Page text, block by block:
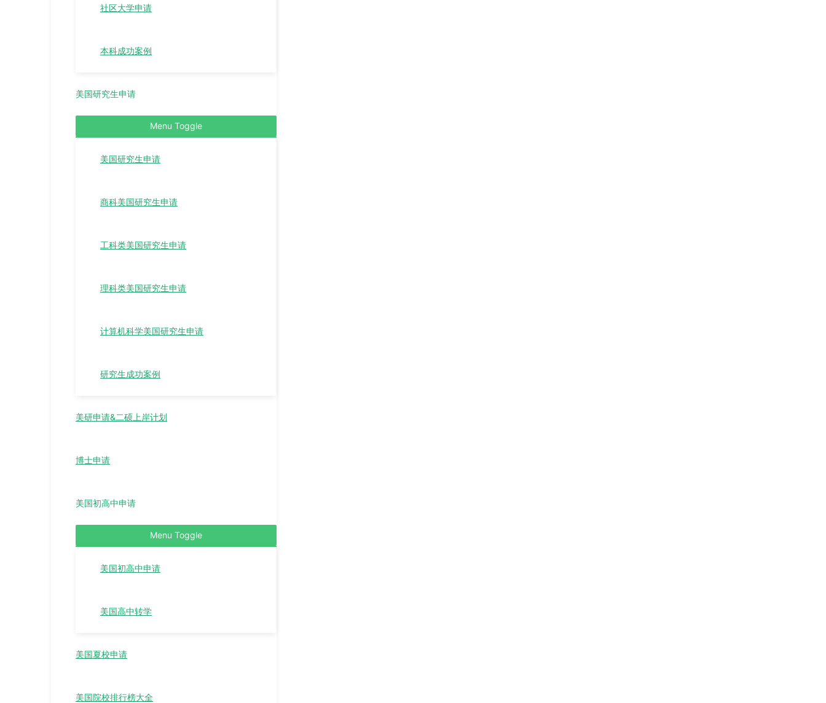
社区大学申请
本科成功案例
美国研究生申请
Menu Toggle
美国研究生申请
商科美国研究生申请
工科类美国研究生申请
理科类美国研究生申请
计算机科学美国研究生申请
研究生成功案例
美研申请&二硕上岸计划
博士申请
美国初高中申请
Menu Toggle
美国初高中申请
美国高中转学
美国夏校申请
美国院校排行榜大全